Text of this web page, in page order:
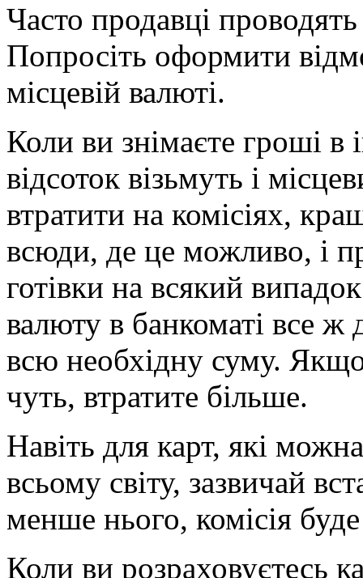
Часто продавці
Попросіть оформити
місцевій валюті.
Коли ви знімаєте гроші в
відсоток візьмуть і
втратити на комісіях,
всюди, де це можливо, і
готівки на всякий
валюту в банкоматі все ж
всю необхідну суму. Якщо
чуть, втратите більше.
Навіть для карт, які
всьому світу, зазвичай
менше нього, комісія буде
Коли ви розраховуєтесь